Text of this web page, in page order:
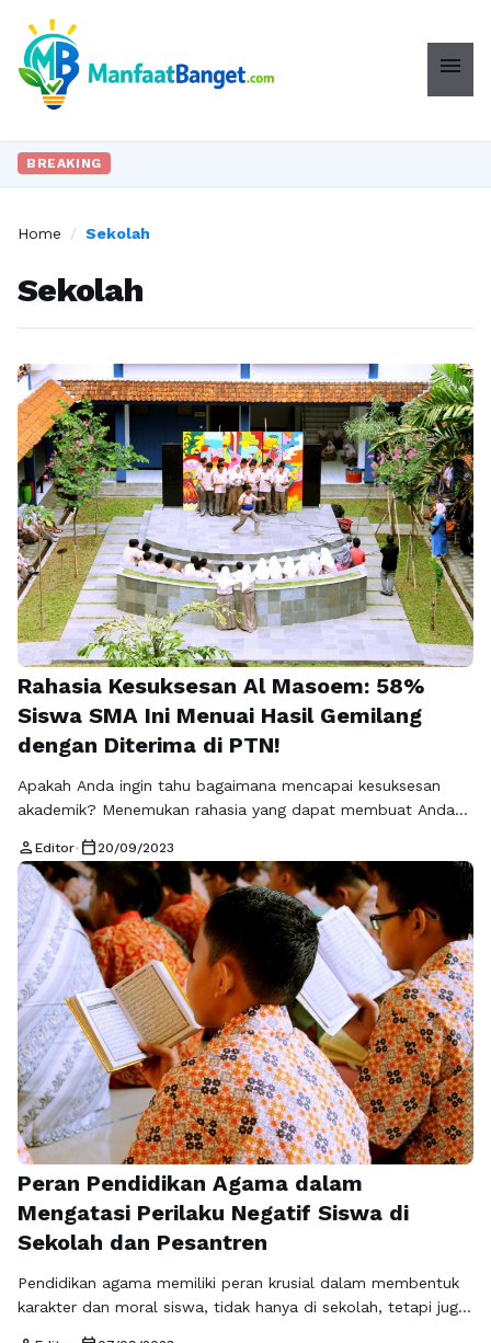
menu
BREAKING
Home / Sekolah
Sekolah
Rahasia Kesuksesan Al Masoem: 58%
Siswa SMA Ini Menuai Hasil Gemilang
dengan Diterima di PTN!
Apakah Anda ingin tahu bagaimana mencapai kesuksesan
akademik? Menemukan rahasia yang dapat membuat Anda
negeri (PTN)? Saya akan membagikan cerita yang
menakjubkan tentang Al Masoem, sebuah lembaga
pendidikan yang telah mencetak prestasi yang
mengagumkan. Dalam waktu singkat, 58% dari siswa SMA
yang belajar di Al Masoem berhasil …Baca Selengkapnya
person Editor• calendar_today 20/09/2023
Peran Pendidikan Agama dalam
Mengatasi Perilaku Negatif Siswa di
Sekolah dan Pesantren
Pendidikan agama memiliki peran krusial dalam membentuk
karakter dan moral siswa, tidak hanya di sekolah, tetapi juga